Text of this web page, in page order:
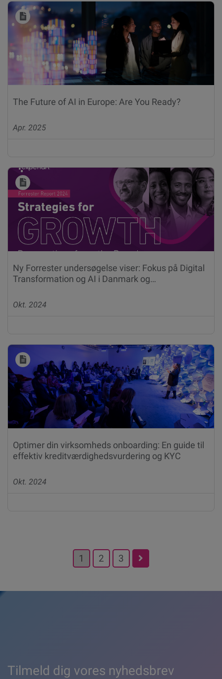
The Future of AI in Europe: Are You Ready?
Apr. 2025
Ny Forrester undersøgelse viser: Fokus på Digital
Transformation og AI i Danmark og…
Okt. 2024
Optimer din virksomheds onboarding: En guide til
effektiv kreditværdighedsvurdering og KYC
Okt. 2024
1 2 3
Tilmeld dig vores nyhedsbrev